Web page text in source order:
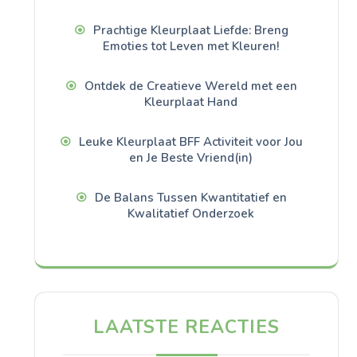
Prachtige Kleurplaat Liefde: Breng
Emoties tot Leven met Kleuren!
Ontdek de Creatieve Wereld met een
Kleurplaat Hand
Leuke Kleurplaat BFF Activiteit voor Jou
en Je Beste Vriend(in)
De Balans Tussen Kwantitatief en
Kwalitatief Onderzoek
LAATSTE REACTIES